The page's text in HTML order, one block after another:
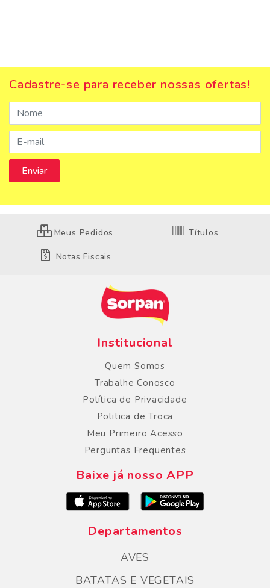
Cadastre-se para receber nossas ofertas!
Meus Pedidos Títulos
Notas Fiscais
Institucional
Quem Somos
Trabalhe Conosco
Política de Privacidade
Politica de Troca
Meu Primeiro Acesso
Perguntas Frequentes
Baixe já nosso APP
Departamentos
AVES
BATATAS E VEGETAIS